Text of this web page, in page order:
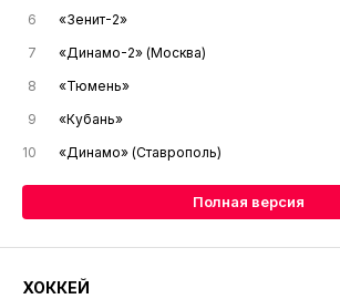
6
«Зенит-2»
7
«Динамо-2» (Москва)
8
«Тюмень»
9
«Кубань»
10
«Динамо» (Ставрополь)
Полная версия
ХОККЕЙ